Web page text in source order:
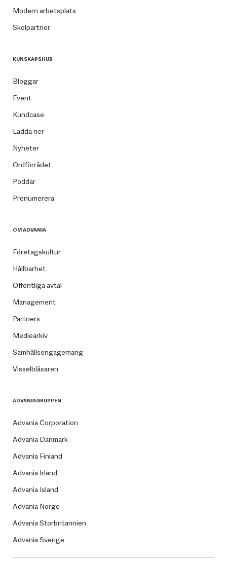
Modern arbetsplats
Skolpartner
KUNSKAPSHUB
Bloggar
Event
Kundcase
Ladda ner
Nyheter
Ordförrådet
Poddar
Prenumerera
OM ADVANIA
Företagskultur
Hållbarhet
Offentliga avtal
Management
Partners
Mediearkiv
Samhällsengagemang
Visselblåsaren
ADVANIAGRUPPEN
Advania Corporation
Advania Danmark
Advania Finland
Advania Irland
Advania Island
Advania Norge
Advania Storbritannien
Advania Sverige